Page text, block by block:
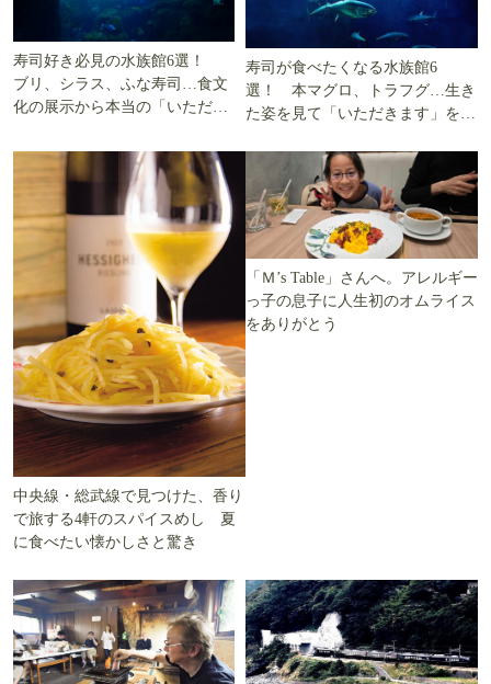
寿司好き必見の水族館6選！
ブリ、シラス、ふな寿司…食文
化の展示から本当の「いただき
寿司が食べたくなる水族館6
選！ 本マグロ、トラフグ…生き
た姿を見て「いただきます」を考
中央線・総武線で見つけた、香り
で旅する4軒のスパイスめし 夏
に食べたい懐かしさと驚き
「Ｍ’s Table」さんへ。アレルギー
っ子の息子に人生初のオムライス
をありがとう